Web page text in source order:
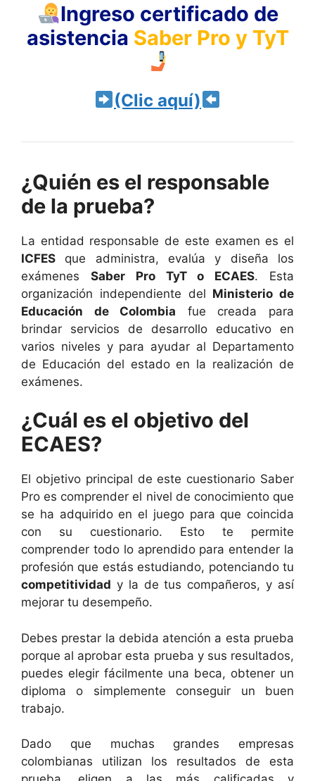
Ingreso certificado de
asistencia Saber Pro y TyT
(Clic aquí)
¿Quién es el responsable
de la prueba?
La entidad responsable de este examen es el
ICFES que administra, evalúa y diseña los
exámenes Saber Pro TyT o ECAES. Esta
organización independiente del Ministerio de
Educación de Colombia fue creada para
brindar servicios de desarrollo educativo en
varios niveles y para ayudar al Departamento
de Educación del estado en la realización de
exámenes.
¿Cuál es el objetivo del
ECAES?
El objetivo principal de este cuestionario Saber
Pro es comprender el nivel de conocimiento que
se ha adquirido en el juego para que coincida
con su cuestionario. Esto te permite
comprender todo lo aprendido para entender la
profesión que estás estudiando, potenciando tu
competitividad y la de tus compañeros, y así
mejorar tu desempeño.
Debes prestar la debida atención a esta prueba
porque al aprobar esta prueba y sus resultados,
puedes elegir fácilmente una beca, obtener un
diploma o simplemente conseguir un buen
trabajo.
Dado que muchas grandes empresas
colombianas utilizan los resultados de esta